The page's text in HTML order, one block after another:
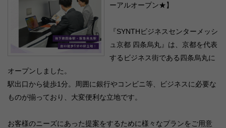
ーアルオープン★】
『SYNTHビジネスセンターメッシ
ュ京都 四条烏丸』は、京都を代表
するビジネス街である四条烏丸に
オープンしました。
駅出口から徒歩1分。周囲に銀行やコンビニ等、ビジネスに必要な
ものが揃っており、大変便利な立地です。
お客様のニーズにあった提案をするために様々なプランをご用意